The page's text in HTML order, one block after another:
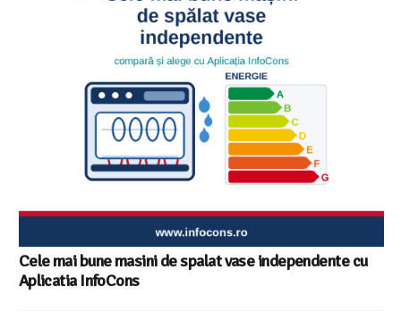
Cele mai bune masini de spalat vase independente cu
Aplicatia InfoCons